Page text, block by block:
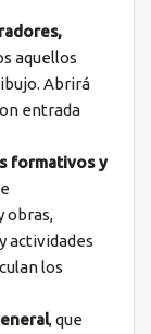
aquellos
Abrirá
entrada
formativos y
obras,
actividades
los
, que